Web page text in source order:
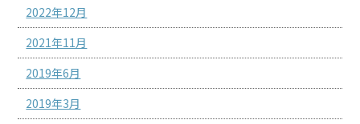
2022年12月
2021年11月
2019年6月
2019年3月